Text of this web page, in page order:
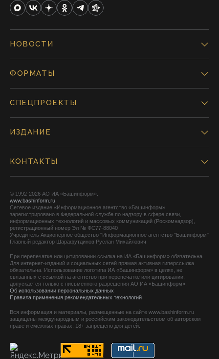
НОВОСТИ
ФОРМАТЫ
СПЕЦПРОЕКТЫ
ИЗДАНИЕ
КОНТАКТЫ
© 1992-2026 АО ИА «Башинформ».
www.bashinform.ru
Сетевое издание «Информационное агентство «Башинформ»
зарегистрировано в Федеральной службе по надзору в сфере связи,
информационных технологий и массовых коммуникаций (Роскомнадзор),
регистрационный номер Эл № ФС77-88040
Учредитель Акционерное общество "Информационное агентство "Башинформ"
Главный редактор Шарафутдинов Руслан Михайлович
При перепечатке или цитировании ссылка на ИА «Башинформ» обязательна.
Для интернет-изданий и социальных сетей прямая активная гиперссылка
обязательна. Использование логотипа ИА «Башинформ» в целях, не
связанных с ссылкой на агентство при перепечатке или цитировании,
допускается только с письменного разрешения АО ИА «Башинформ».
Об использовании персональных данных
Правила применения рекомендательных технологий
Вся информация и материалы, размещенные на сайте www.bashinform.ru
защищены международным и российским законодательством об авторском
праве и смежных правах. 18+ запрещено для детей.